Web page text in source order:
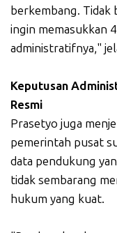
berkembang. Tidak
ingin memasukkan
administratifnya,"
Keputusan
Resmi
Prasetyo juga
pemerintah pusat
data pendukung
tidak sembarang
hukum yang kuat.